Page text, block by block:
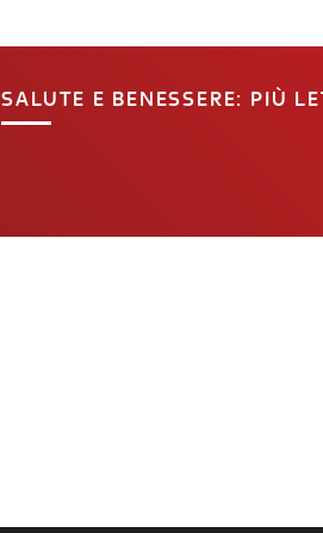
SALUTE E BENESSERE: PIÙ